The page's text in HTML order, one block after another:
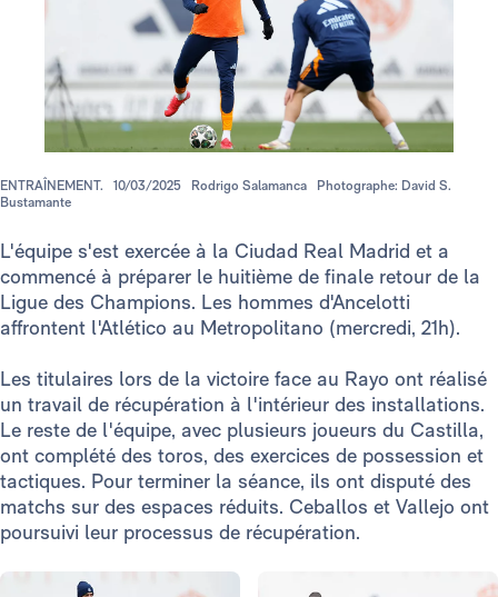
ENTRAÎNEMENT. 10/03/2025 Rodrigo Salamanca
Photographe: David S.
Bustamante
L'équipe s'est exercée à la Ciudad Real Madrid et a
commencé à préparer le huitième de finale retour de la
Ligue des Champions. Les hommes d'Ancelotti
affrontent l'Atlético au Metropolitano (mercredi, 21h).
Les titulaires lors de la victoire face au Rayo ont réalisé
un travail de récupération à l'intérieur des installations.
Le reste de l'équipe, avec plusieurs joueurs du Castilla,
ont complété des toros, des exercices de possession et
tactiques. Pour terminer la séance, ils ont disputé des
matchs sur des espaces réduits. Ceballos et Vallejo ont
poursuivi leur processus de récupération.